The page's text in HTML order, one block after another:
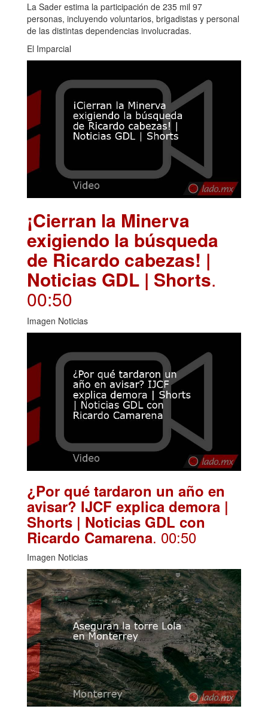
La Sader estima la participación de 235 mil 97
personas, incluyendo voluntarios, brigadistas y personal
de las distintas dependencias involucradas.
El Imparcial
¡Cierran la Minerva
exigiendo la búsqueda
de Ricardo cabezas! |
Noticias GDL | Shorts.
00:50
Imagen Noticias
¿Por qué tardaron un año en
avisar? IJCF explica demora |
Shorts | Noticias GDL con
Ricardo Camarena. 00:50
Imagen Noticias